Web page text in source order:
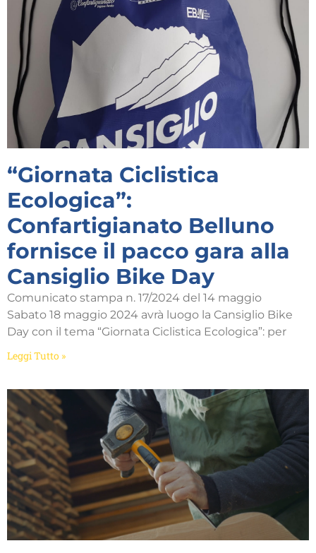
“Giornata Ciclistica
Ecologica”:
Confartigianato Belluno
fornisce il pacco gara alla
Cansiglio Bike Day
Comunicato stampa n. 17/2024 del 14 maggio
Sabato 18 maggio 2024 avrà luogo la Cansiglio Bike
Day con il tema “Giornata Ciclistica Ecologica”: per
Leggi Tutto »